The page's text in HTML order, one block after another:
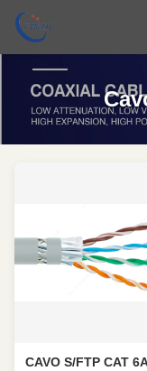
CAVO S/FTP CAT